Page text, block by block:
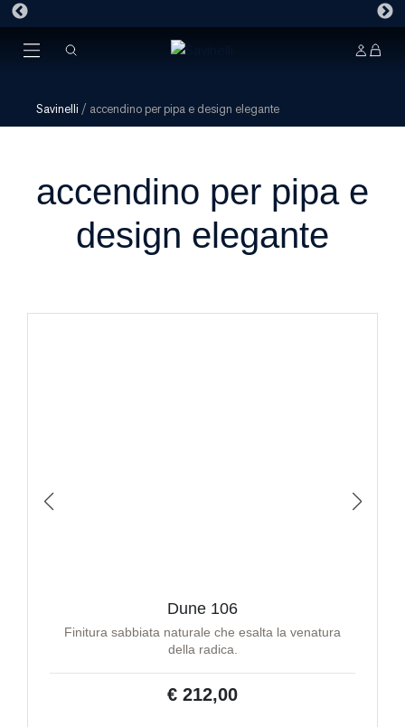
Savinelli / accendino per pipa e design elegante
accendino per pipa e
design elegante
Dune 106
Finitura sabbiata naturale che esalta la venatura
della radica.
€ 212,00